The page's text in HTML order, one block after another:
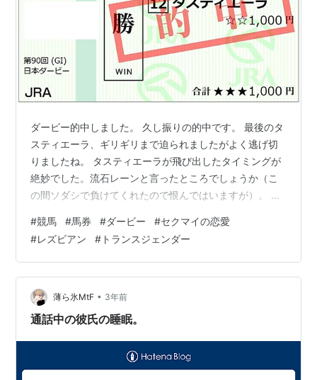
ダービー的中しました。 久し振りの的中です。 最後のタ
スティエーラ、ギリギリまで迫られましたがよく逃げ切
りましたね。 タスティエーラが飛び出したタイミングが
絶妙でした。流石レーンと言ったところでしょうか（こ
の間ソダシで負けてくれたので恨んではいますが）。 な
高ですね。ほんと興奮しました。 恋愛について少しだ
け。 最近色々良くない風が吹いています。もしかしたら
別れる可能性もあるかもしれません。 その可能性は回避
したいとは思っていますが、状況次第ですね。お互いす
れ違っているなら一度距離を離すのも手なのかなとも思
いますし。 上手く行かないこともある。…
#競馬 #馬券 #ダービー #セクマイの恋愛
#レズビアン # トランスジェンダー
薄ら氷MtF • 3年前
通話中の彼氏の睡眠。